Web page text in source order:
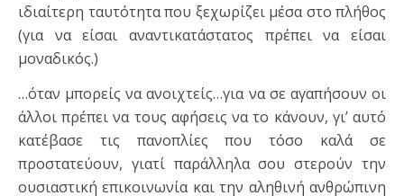
ιδιαίτερη ταυτότητα που ξεχωρίζει μέσα στο πλήθος
(για να είσαι αναντικατάστατος πρέπει να είσαι
μοναδικός.)
…όταν μπορείς να ανοιχτείς…για να σε αγαπήσουν οι
άλλοι πρέπει να τους αφήσεις να το κάνουν, γι’ αυτό
κατέβασε τις πανοπλίες που τόσο καλά σε
προστατεύουν, γιατί παράλληλα σου στερούν την
ουσιαστική επικοινωνία και την αληθινή ανθρώπινη